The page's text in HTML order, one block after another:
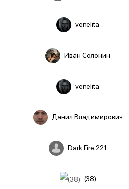
venelita
Иван Солонин
venelita
Данил Владимирович
Dark Fire 221
(38)